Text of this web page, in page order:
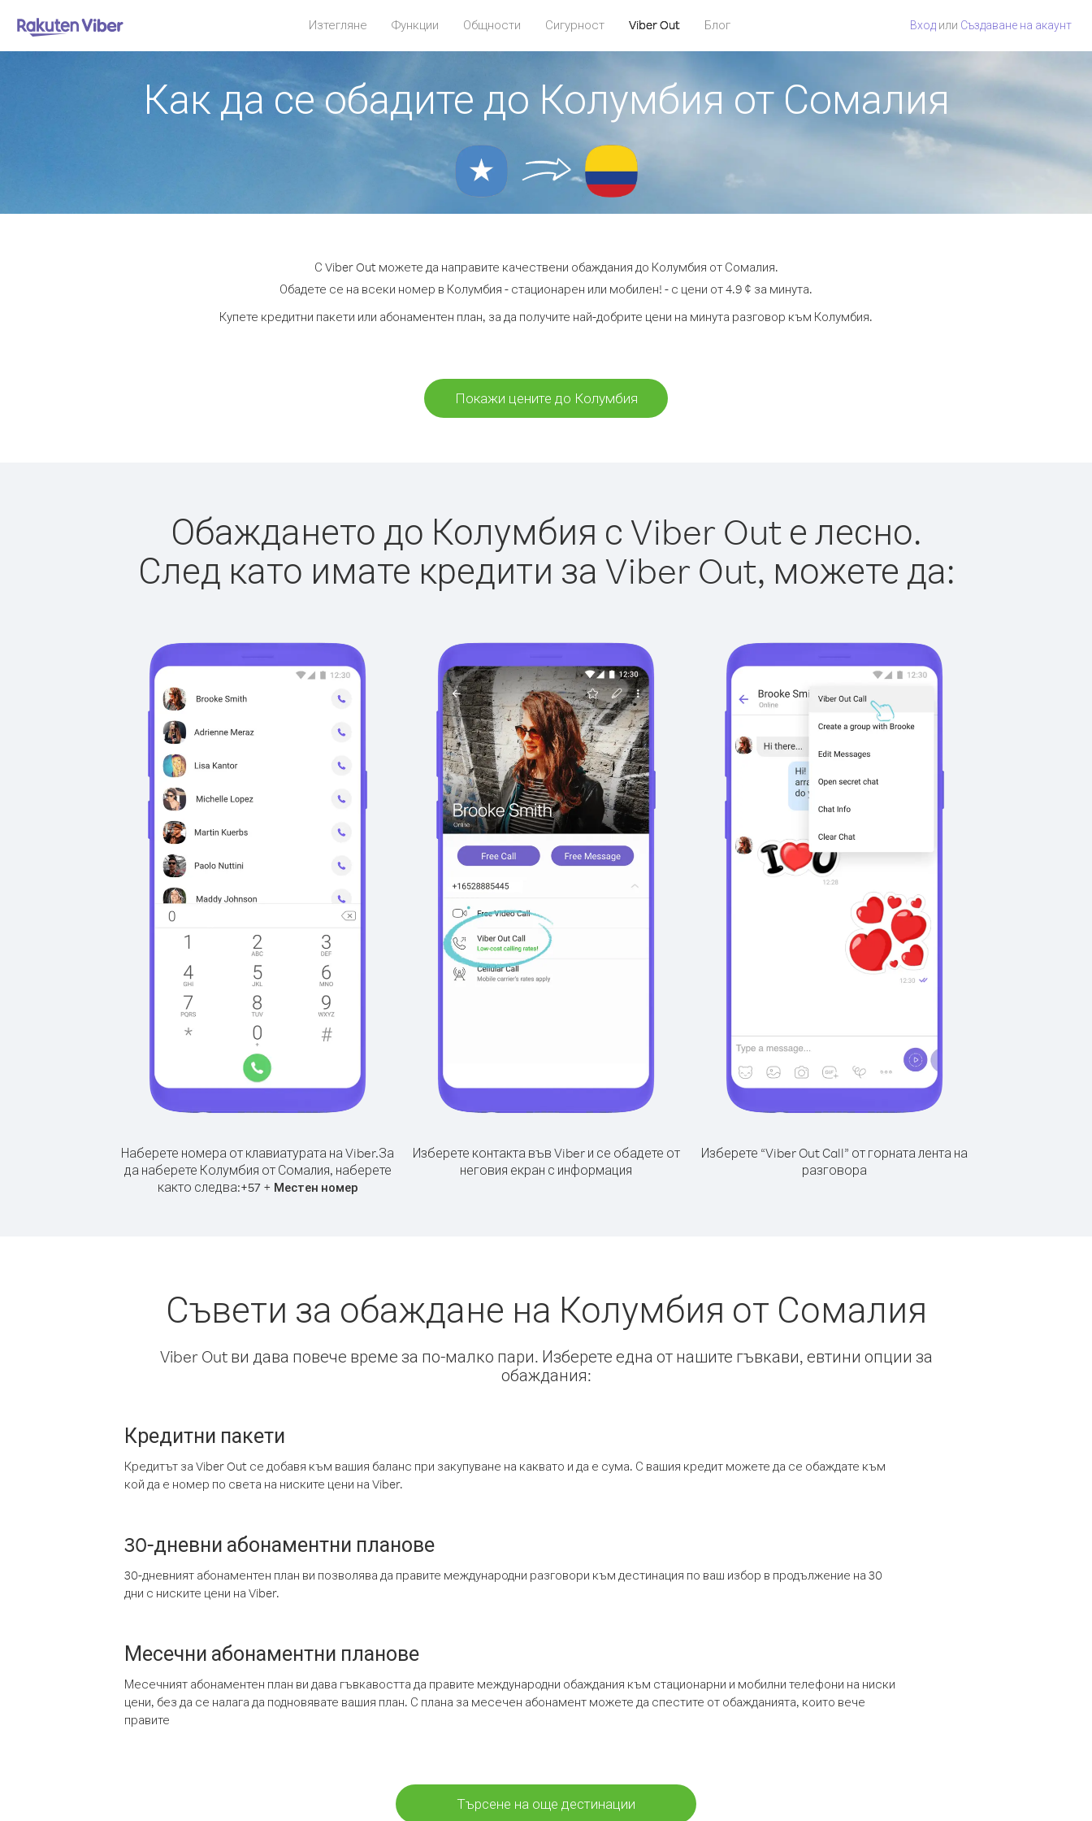
Изтегляне Функции Общности Сигурност Viber Out Блог Вход или Създаване на акаунт
Как да се обадите до Колумбия от Сомалия
С Viber Out можете да направите качествени обаждания до Колумбия от Сомалия.
Обадете се на всеки номер в Колумбия - стационарен или мобилен! - с цени от 4.9 ¢ за минута.
Купете кредитни пакети или абонаментен план, за да получите най-добрите цени на минута разговор към Колумбия.
Покажи цените до Колумбия
Обаждането до Колумбия с Viber Out е лесно.
След като имате кредити за Viber Out, можете да:
Наберете номера от клавиатурата на Viber.За
да наберете Колумбия от Сомалия, наберете
както следва:+57+ Местен номер
Изберете контакта във Viber и се обадете от
неговия екран с информация
Изберете “Viber Out Call” от горната лента на
разговора
Съвети за обаждане на Колумбия от Сомалия
Viber Out ви дава повече време за по-малко пари. Изберете една от нашите гъвкави, евтини опции за
обаждания:
Кредитни пакети
Кредитът за Viber Out се добавя към вашия баланс при закупуване на каквато и да е сума. С вашия кредит можете да се обаждате към
кой да е номер по света на ниските цени на Viber.
30-дневни абонаментни планове
30-дневният абонаментен план ви позволява да правите международни разговори към дестинация по ваш избор в продължение на 30
дни с ниските цени на Viber.
Месечни абонаментни планове
Месечният абонаментен план ви дава гъвкавостта да правите международни обаждания към стационарни и мобилни телефони на ниски
цени, без да се налага да подновявате вашия план. С плана за месечен абонамент можете да спестите от обажданията, които вече
правите
Търсене на още дестинации